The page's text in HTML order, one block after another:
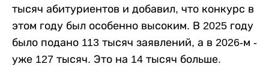
тысяч абитуриентов и добавил, что конкурс в
этом году был особенно высоким. В 2025 году
было подано 113 тысяч заявлений, а в 2026-м -
уже 127 тысяч. Это на 14 тысяч больше.